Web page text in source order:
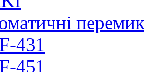
431
451